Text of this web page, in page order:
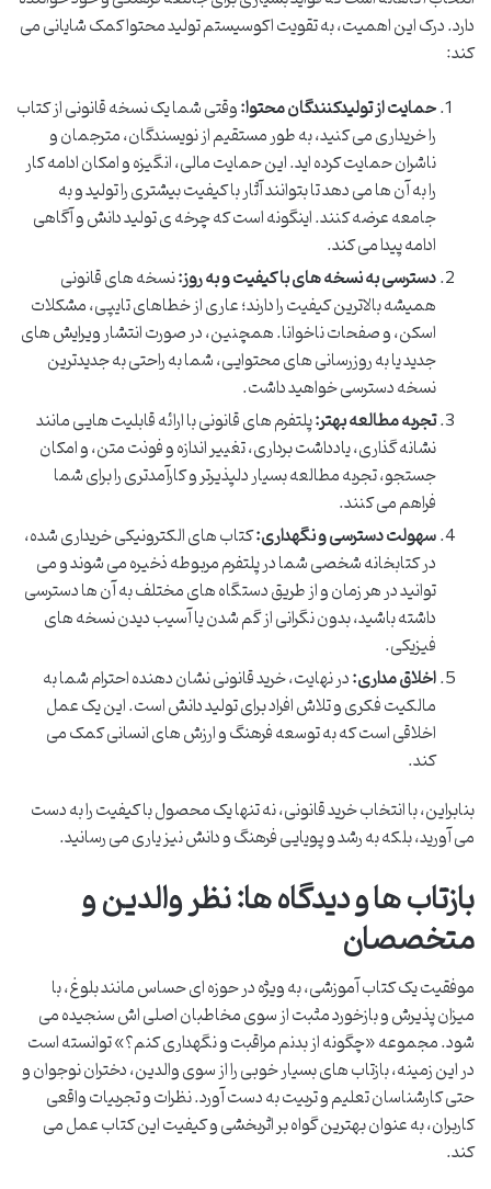
دارد. درک این اهمیت، به تقویت اکوسیستم تولید محتوا کمک شایانی می
کند:
حمایت از تولیدکنندگان محتوا:وقتی شما یک نسخه قانونی از کتاب
را خریداری می کنید، به طور مستقیم از نویسندگان، مترجمان و
ناشران حمایت کرده اید. این حمایت مالی، انگیزه و امکان ادامه کار
را به آن ها می دهد تا بتوانند آثار با کیفیت بیشتری را تولید و به
جامعه عرضه کنند. اینگونه است که چرخه ی تولید دانش و آگاهی
ادامه پیدا می کند.
دسترسی به نسخه های با کیفیت و به روز:نسخه های قانونی
همیشه بالاترین کیفیت را دارند؛ عاری از خطاهای تایپی، مشکلات
اسکن، و صفحات ناخوانا. همچنین، در صورت انتشار ویرایش های
جدید یا به روزرسانی های محتوایی، شما به راحتی به جدیدترین
نسخه دسترسی خواهید داشت.
تجربه مطالعه بهتر:پلتفرم های قانونی با ارائه قابلیت هایی مانند
نشانه گذاری، یادداشت برداری، تغییر اندازه و فونت متن، و امکان
جستجو، تجربه مطالعه بسیار دلپذیرتر و کارآمدتری را برای شما
فراهم می کنند.
سهولت دسترسی و نگهداری:کتاب های الکترونیکی خریداری شده،
در کتابخانه شخصی شما در پلتفرم مربوطه ذخیره می شوند و می
توانید در هر زمان و از طریق دستگاه های مختلف به آن ها دسترسی
داشته باشید، بدون نگرانی از گم شدن یا آسیب دیدن نسخه های
فیزیکی.
اخلاق مداری:در نهایت، خرید قانونی نشان دهنده احترام شما به
مالکیت فکری و تلاش افراد برای تولید دانش است. این یک عمل
اخلاقی است که به توسعه فرهنگ و ارزش های انسانی کمک می
کند.
بنابراین، با انتخاب خرید قانونی، نه تنها یک محصول با کیفیت را به دست
می آورید، بلکه به رشد و پویایی فرهنگ و دانش نیز یاری می رسانید.
بازتاب ها و دیدگاه ها: نظر والدین و
متخصصان
موفقیت یک کتاب آموزشی، به ویژه در حوزه ای حساس مانند بلوغ، با
میزان پذیرش و بازخورد مثبت از سوی مخاطبان اصلی اش سنجیده می
شود. مجموعه «چگونه از بدنم مراقبت و نگهداری کنم؟» توانسته است
در این زمینه، بازتاب های بسیار خوبی را از سوی والدین، دختران نوجوان و
حتی کارشناسان تعلیم و تربیت به دست آورد. نظرات و تجربیات واقعی
کاربران، به عنوان بهترین گواه بر اثربخشی و کیفیت این کتاب عمل می
کند.